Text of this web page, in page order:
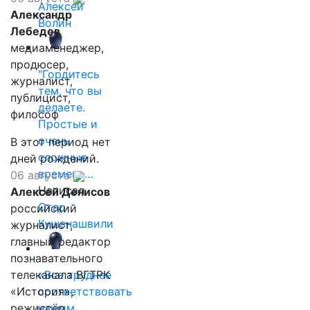
Алексей
Волин
"Гордитесь
тем, что вы
делаете.
Простые и
очень
сложные
времена…
Написал
Отар
Кушанашвили
«Все труднее
соответствовать
Александр
Лебедев
медиаменеджер,
продюсер,
журналист,
публицист,
философ
В этот период нет
дней рождений.
06 августа
Алексей Денисов
российский
журналист,
главный редактор
познавательного
телеканала ВГТРК
«История»,